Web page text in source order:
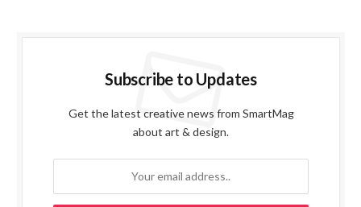
Subscribe to Updates
Get the latest creative news from SmartMag
about art & design.